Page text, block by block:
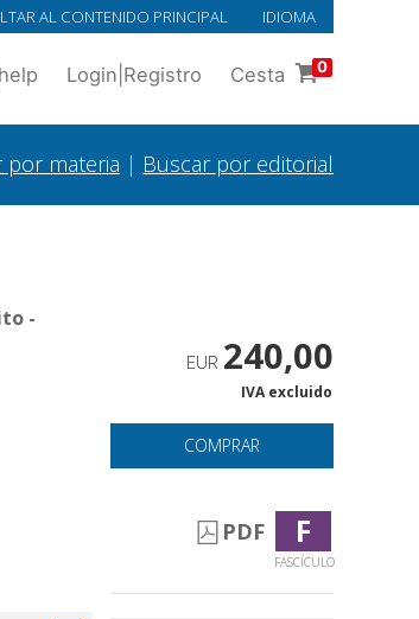
AL CONTENIDO PRINCIPAL IDIOMA
help Login Registro Cesta 0
por materia | Buscar por editorial
-
EUR 240,00
IVA excluido
COMPRAR
PDF F
FASCÍCULO